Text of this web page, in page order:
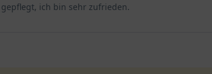
ich bin sehr zufrieden.